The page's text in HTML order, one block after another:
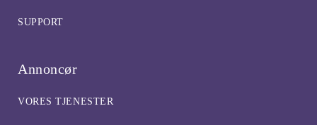
SUPPORT
Annoncør
VORES TJENESTER